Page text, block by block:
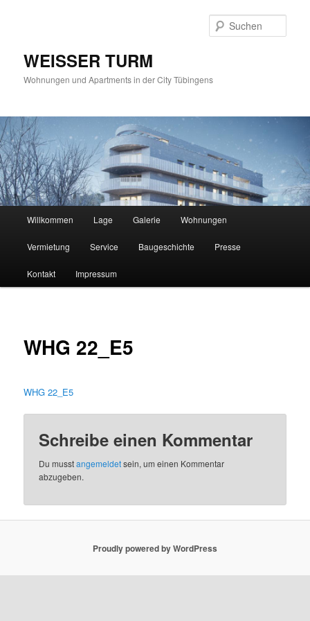
WEISSER TURM
Wohnungen und Apartments in der City Tübingens
Zum
Inhalt
wechseln
Willkommen Lage Galerie Wohnungen
Vermietung Service Baugeschichte Presse
Kontakt Impressum
WHG 22_E5
WHG 22_E5
Schreibe einen Kommentar
Du musstangemeldetsein, um einen Kommentar
abzugeben.
Proudly powered by WordPress